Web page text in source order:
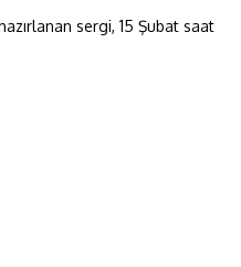
sergi, 15 Şubat saat